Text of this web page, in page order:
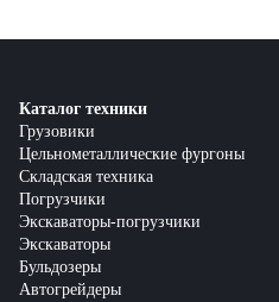
Каталог техники
Грузовики
Цельнометаллические фургоны
Складская техника
Погрузчики
Экскаваторы-погрузчики
Экскаваторы
Бульдозеры
Автогрейдеры